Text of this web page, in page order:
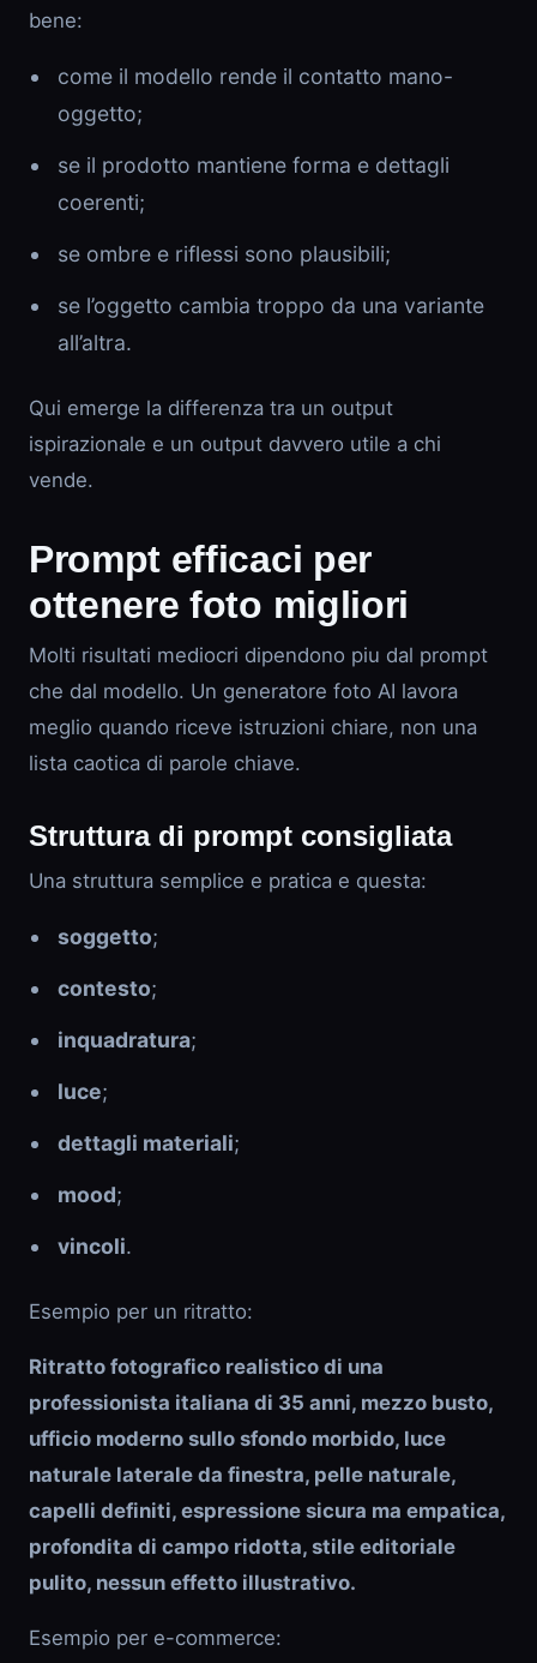
bene:
come il modello rende il contatto mano-
oggetto;
se il prodotto mantiene forma e dettagli
coerenti;
se ombre e riflessi sono plausibili;
se l’oggetto cambia troppo da una variante
all’altra.
Qui emerge la differenza tra un output
ispirazionale e un output davvero utile a chi
vende.
Prompt efficaci per
ottenere foto migliori
Molti risultati mediocri dipendono piu dal prompt
che dal modello. Un generatore foto AI lavora
meglio quando riceve istruzioni chiare, non una
lista caotica di parole chiave.
Struttura di prompt consigliata
Una struttura semplice e pratica e questa:
soggetto;
contesto;
inquadratura;
luce;
dettagli materiali;
mood;
vincoli.
Esempio per un ritratto:
Ritratto fotografico realistico di una
professionista italiana di 35 anni, mezzo busto,
ufficio moderno sullo sfondo morbido, luce
naturale laterale da finestra, pelle naturale,
capelli definiti, espressione sicura ma empatica,
profondita di campo ridotta, stile editoriale
pulito, nessun effetto illustrativo.
Esempio per e-commerce: